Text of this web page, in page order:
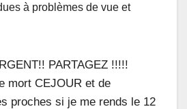
à problèmes de vue et
PARTAGEZ !!!!!
mort CEJOUR et de
proches si je me rends le 12